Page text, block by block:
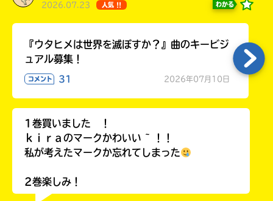
2026.07.23 人気 !! わかる
『ウタヒメは世界を滅ぼすか？』曲のキービジ
ュアル募集！
コメント 31 2026年07月10日
1巻買いました ！
ｋｉｒａのマークかわいい ~ ！！
私が考えたマークか忘れてしまった
2巻楽しみ！
内
エ
ラ
あ